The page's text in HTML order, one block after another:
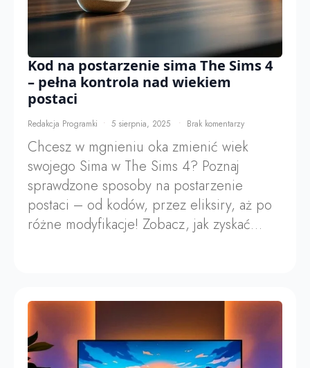
Kod na postarzenie sima The Sims 4
– pełna kontrola nad wiekiem
postaci
Redakcja Programki 5 sierpnia, 2025 Brak komentarzy
Chcesz w mgnieniu oka zmienić wiek
swojego Sima w The Sims 4? Poznaj
sprawdzone sposoby na postarzenie
postaci – od kodów, przez eliksiry, aż po
różne modyfikacje! Zobacz, jak zyskać…